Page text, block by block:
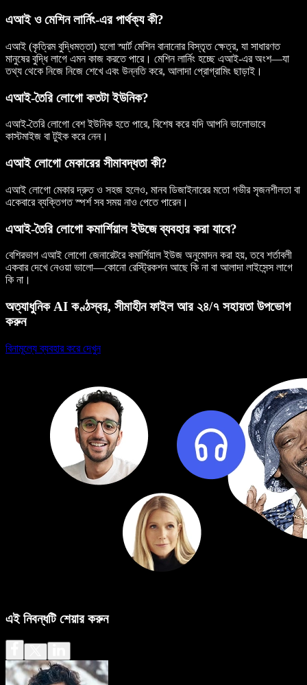
এআই ও মেশিন লার্নিং-এর পার্থক্য কী?
এআই (কৃত্রিম বুদ্ধিমত্তা) হলো স্মার্ট মেশিন বানানোর বিস্তৃত ক্ষেত্র, যা সাধারণত
মানুষের বুদ্ধি লাগে এমন কাজ করতে পারে। মেশিন লার্নিং হচ্ছে এআই-এর অংশ—যা
তথ্য থেকে নিজে নিজে শেখে এবং উন্নতি করে, আলাদা প্রোগ্রামিং ছাড়াই।
এআই-তৈরি লোগো কতটা ইউনিক?
এআই-তৈরি লোগো বেশ ইউনিক হতে পারে, বিশেষ করে যদি আপনি ভালোভাবে
কাস্টমাইজ বা টুইক করে নেন।
এআই লোগো মেকারের সীমাবদ্ধতা কী?
এআই লোগো মেকার দ্রুত ও সহজ হলেও, মানব ডিজাইনারের মতো গভীর সৃজনশীলতা বা
একেবারে ব্যক্তিগত স্পর্শ সব সময় নাও পেতে পারেন।
এআই-তৈরি লোগো কমার্শিয়াল ইউজে ব্যবহার করা যাবে?
বেশিরভাগ এআই লোগো জেনারেটরে কমার্শিয়াল ইউজ অনুমোদন করা হয়, তবে শর্তাবলী
একবার দেখে নেওয়া ভালো—কোনো রেস্ট্রিকশন আছে কি না বা আলাদা লাইসেন্স লাগে
কি না।
অত্যাধুনিক AI কণ্ঠস্বর, সীমাহীন ফাইল আর ২৪/৭ সহায়তা উপভোগ
করুন
বিনামূল্যে ব্যবহার করে দেখুন
এই নিবন্ধটি শেয়ার করুন